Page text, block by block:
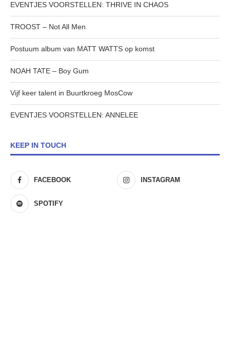
EVENTJES VOORSTELLEN: THRIVE IN CHAOS
TROOST – Not All Men
Postuum album van MATT WATTS op komst
NOAH TATE – Boy Gum
Vijf keer talent in Buurtkroeg MosCow
EVENTJES VOORSTELLEN: ANNELEE
KEEP IN TOUCH
FACEBOOK INSTAGRAM
SPOTIFY